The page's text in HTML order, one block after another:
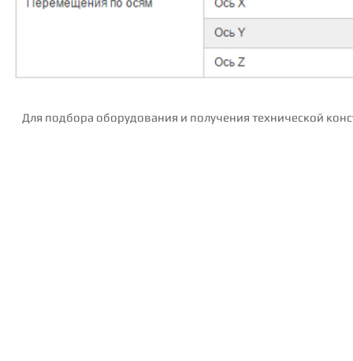
Для подбора оборудования и получения технической